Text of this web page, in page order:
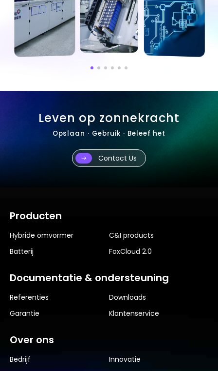
Leven op zonnekracht
Opslaan · Gebruik · Beleef het
Contact Us
Producten
Hybride omvormer
C&I products
Batterij
FoxCloud 2.0
Documentatie & ondersteuning
Referenties
Downloads
Garantie
Klantenservice
Over ons
Bedrijf
Innovatie